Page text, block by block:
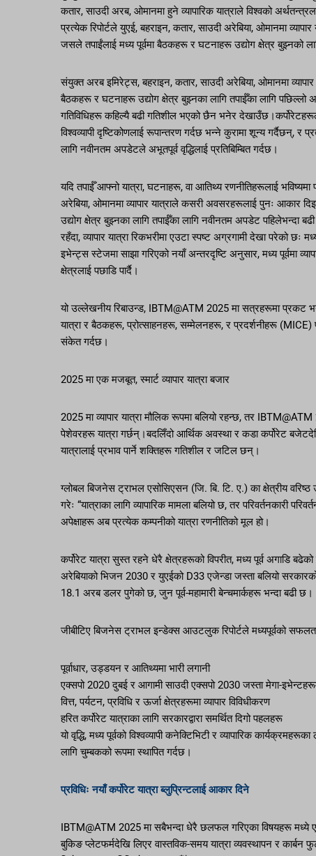
कतार, साउदी अरब, ओमानमा हुने व्यापारिक यात्राले विश्वको
प्रत्येक रिपोर्टले युएई, बहराइन, कतार, साउदी अरेबिया, ओमानमा
जसले तपाईंलाई मध्य पूर्वमा बैठकहरू र घटनाहरू उद्योग क्षेत्र बुझ्नको
संयुक्त अरब इमिरेट्स, बहराइन, कतार, साउदी अरेबिया, ओमानमा व्यापार
बैठकहरू र घटनाहरू उद्योग क्षेत्र बुझ्नका लागि तपाईँका लागि
गतिविधिहरू कहिल्यै बढी गतिशील भएको छैन भनेर
विश्वव्यापी दृष्टिकोणलाई रूपान्तरण गर्दछ भन्ने कुरामा शून्य गर्दैछन्,
लागि नवीनतम अपडेटले अभूतपूर्व वृद्धिलाई प्रतिबिम्बित गर्दछ।
यदि तपाईँ आफ्नो यात्रा, घटनाहरू, वा आतिथ्य रणनीतिहरूलाई
अरेबिया, ओमानमा व्यापार यात्राले कसरी अवसरहरूलाई पुनः आकार
उद्योग क्षेत्र बुझ्नका लागि तपाईँका लागि नवीनतम अपडेट पहिलेभन्दा
रहँदा, व्यापार यात्रा रिकभरीमा एउटा स्पष्ट अग्रगामी देखा परेको
इभेन्ट्स स्टेजमा साझा गरिएको नयाँ अन्तरदृष्टि अनुसार, मध्य पूर्वमा
क्षेत्रलाई पछाडि पार्दै।
यो उल्लेखनीय रिबाउन्ड, IBTM@ATM 2025 मा सत्रहरूमा प्रकट
यात्रा र बैठकहरू, प्रोत्साहनहरू, सम्मेलनहरू, र प्रदर्शनीहरू (MICE)
संकेत गर्दछ।
2025 मा एक मजबूत, स्मार्ट व्यापार यात्रा बजार
2025 मा व्यापार यात्रा मौलिक रूपमा बलियो रहन्छ, तर
पेशेवरहरू यात्रा गर्छन्।बदलिँदो आर्थिक अवस्था र कडा कर्पोरेट
यात्रालाई प्रभाव पार्ने शक्तिहरू गतिशील र जटिल छन्।
ग्लोबल बिजनेस ट्राभल एसोसिएसन (जि. बि. टि. ए.) का क्षेत्रीय
गरेः “यात्राका लागि व्यापारिक मामला बलियो छ, तर परिवर्तनकारी
अपेक्षाहरू अब प्रत्येक कम्पनीको यात्रा रणनीतिको मूल हो।
कर्पोरेट यात्रा सुस्त रहने धेरै क्षेत्रहरूको विपरीत, मध्य पूर्व अगाडि
अरेबियाको भिजन 2030 र युएईको D33 एजेन्डा जस्ता बलियो सरकारको
18.1 अरब डलर पुगेको छ, जुन पूर्व-महामारी बेन्चमार्कहरू भन्दा बढी छ।
जीबीटिए बिजनेस ट्राभल इन्डेक्स आउटलुक रिपोर्टले मध्यपूर्वको
पूर्वाधार, उड्डयन र आतिथ्यमा भारी लगानी
एक्सपो 2020 दुबई र आगामी साउदी एक्सपो 2030 जस्ता मेगा-
वित्त, पर्यटन, प्रविधि र ऊर्जा क्षेत्रहरूमा व्यापार विविधीकरण
हरित कर्पोरेट यात्राका लागि सरकारद्वारा समर्थित दिगो पहलहरू
यो वृद्धि, मध्य पूर्वको विश्वव्यापी कनेक्टिभिटी र व्यापारिक
लागि चुम्बकको रूपमा स्थापित गर्दछ।
प्रविधिः नयाँ कर्पोरेट यात्रा ब्लुप्रिन्टलाई आकार दिने
IBTM@ATM 2025 मा सबैभन्दा धेरै छलफल गरिएका विषयहरू मध्ये
बुकिङ प्लेटफर्मदेखि लिएर वास्तविक-समय यात्रा व्यवस्थापन र